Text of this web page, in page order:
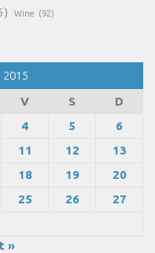
Wine (92)
V S
D
4 5
6
11 12
13
18 19
20
25 26
27
»